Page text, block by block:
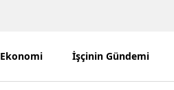
Denizli
Diyarbakır
Ekonomi İşçinin Gündemi